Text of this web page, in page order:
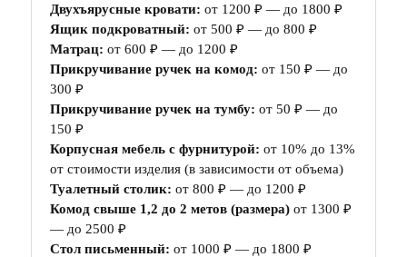
Двухъярусные кровати: от 1200 ₽ — до 1800 ₽
Ящик подкроватный: от 500 ₽ — до 800 ₽
Матрац: от 600 ₽ — до 1200 ₽
Прикручивание ручек на комод: от 150 ₽ — до
300 ₽
Прикручивание ручек на тумбу: от 50 ₽ — до
150 ₽
Корпусная мебель с фурнитурой: от 10% до 13%
от стоимости изделия (в зависимости от объема)
Туалетный столик: от 800 ₽ — до 1200 ₽
Комод свыше 1,2 до 2 метов (размера) от 1300 ₽
— до 2500 ₽
Стол письменный: от 1000 ₽ — до 1800 ₽